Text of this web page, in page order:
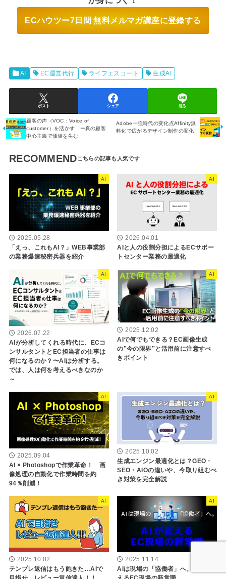
ECハウツー7日間 無料メルマガ講座に登録する
AI EC運営代行 ライフエスコート 生成AI
ポスト シェア 送る
顧客の声（VOC：Voice of
customer）を活かす ー真の顧客
中心主義で価値を生む
Adobe一強時代の変化点Affinity無
料化で広がるデザイン制作の変化
RECOMMEND
AI
2025.05.28
「えっ、これもAI？」WEB事業部
の業務爆速秘密兵器を紹介
AI
2026.04.01
AIと人の役割分担によるECサポー
トセンター業務の最適化
AI
2026.07.22
AIが分析してくれる時代に、ECコ
ンサルタントとEC担当者の仕事は
何になるのか？〜AIは分析する。
では、人は何を考えるべきなのか
～
AI
2025.12.02
AIで何でもできる？EC画像生成
の”今の限界”と活用前に注意すべ
きポイント
AI
2025.09.04
AI × Photoshopで作業革命！ 画
像処理の自動化で作業時間を約
94％削減！
AI
2025.10.02
生成エンジン最適化とは？GEO・
SEO・AIOの違いや、今取り組むべ
き対策を完全解説
AI
2025.10.02
テンプレ返信はもう飽きた…AIで
AI
2025.11.14
AIは現場の「協働者」へ。AIが変